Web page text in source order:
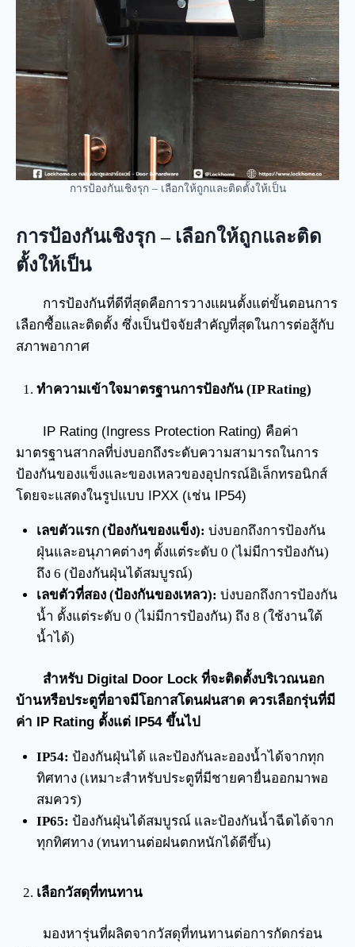
การป้องกันเชิงรุก – เลือกให้ถูกและติดตั้งให้เป็น
การป้องกันเชิงรุก – เลือกให้ถูกและติด
ตั้งให้เป็น
การป้องกันที่ดีที่สุดคือการวางแผนตั้งแต่ขั้นตอนการ
เลือกซื้อและติดตั้ง ซึ่งเป็นปัจจัยสำคัญที่สุดในการต่อสู้กับ
สภาพอากาศ
ทำความเข้าใจมาตรฐานการป้องกัน (IP Rating)
IP Rating (Ingress Protection Rating) คือค่า
มาตรฐานสากลที่บ่งบอกถึงระดับความสามารถในการ
ป้องกันของแข็งและของเหลวของอุปกรณ์อิเล็กทรอนิกส์
โดยจะแสดงในรูปแบบ IPXX (เช่น IP54)
เลขตัวแรก (ป้องกันของแข็ง): บ่งบอกถึงการป้องกัน
ฝุ่นและอนุภาคต่างๆ ตั้งแต่ระดับ 0 (ไม่มีการป้องกัน)
ถึง 6 (ป้องกันฝุ่นได้สมบูรณ์)
เลขตัวที่สอง (ป้องกันของเหลว): บ่งบอกถึงการป้องกัน
น้ำ ตั้งแต่ระดับ 0 (ไม่มีการป้องกัน) ถึง 8 (ใช้งานใต้
น้ำได้)
สำหรับ Digital Door Lock ที่จะติดตั้งบริเวณนอก
บ้านหรือประตูที่อาจมีโอกาสโดนฝนสาด ควรเลือกรุ่นที่มี
ค่า IP Rating ตั้งแต่ IP54 ขึ้นไป
IP54: ป้องกันฝุ่นได้ และป้องกันละอองน้ำได้จากทุก
ทิศทาง (เหมาะสำหรับประตูที่มีชายคายื่นออกมาพอ
สมควร)
IP65: ป้องกันฝุ่นได้สมบูรณ์ และป้องกันน้ำฉีดได้จาก
ทุกทิศทาง (ทนทานต่อฝนตกหนักได้ดีขึ้น)
เลือกวัสดุที่ทนทาน
มองหารุ่นที่ผลิตจากวัสดุที่ทนทานต่อการกัดกร่อน